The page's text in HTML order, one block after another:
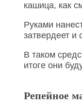
кашица, как
Руками
затвердеет
В таком
итоге они
Репейное